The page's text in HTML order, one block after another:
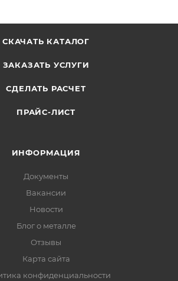
СКАЧАТЬ КАТАЛОГ
ЗАКАЗАТЬ УСЛУГИ
СДЕЛАТЬ РАСЧЕТ
ПРАЙС-ЛИСТ
ИНФОРМАЦИЯ
Документы
Вакансии
Новости
Блог о металле
Отзывы
Карта сайта
конфиденциальности